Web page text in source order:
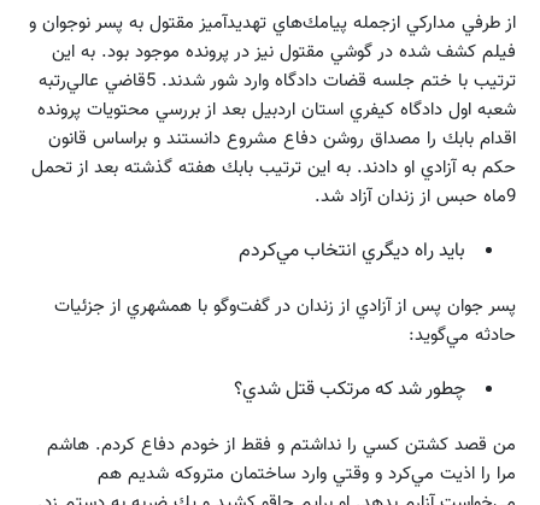
از طرفي مداركي ازجمله پيامك‌هاي تهديدآميز مقتول به پسر نوجوان و
فيلم كشف شده در گوشي مقتول نيز در پرونده موجود بود. به اين
ترتيب با ختم جلسه قضات دادگاه وارد شور شدند. 5قاضي عالي‌رتبه
شعبه اول دادگاه كيفري استان اردبيل بعد از بررسي محتويات پرونده
اقدام بابك را مصداق روشن دفاع مشروع دانستند و براساس قانون
حكم به آزادي او دادند. به اين ترتيب بابك هفته گذشته بعد از تحمل
9‌ماه حبس از زندان آزاد شد.
بايد راه ديگري انتخاب مي‌كردم
پسر جوان پس از آزادي از زندان در گفت‌وگو با همشهري از جزئيات
حادثه مي‌گويد:‌
چطور شد كه مرتكب قتل شدي؟
من قصد كشتن كسي را نداشتم و فقط از خودم دفاع كردم. هاشم
مرا را اذيت مي‌كرد و وقتي وارد ساختمان متروكه شديم هم